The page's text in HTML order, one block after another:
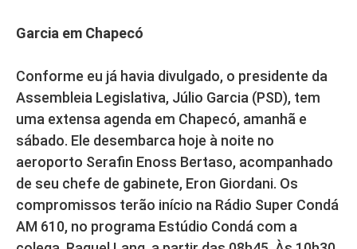
Garcia em Chapecó
Conforme eu já havia divulgado, o presidente da
Assembleia Legislativa, Júlio Garcia (PSD), tem
uma extensa agenda em Chapecó, amanhã e
sábado. Ele desembarca hoje à noite no
aeroporto Serafin Enoss Bertaso, acompanhado
de seu chefe de gabinete, Eron Giordani. Os
compromissos terão início na Rádio Super Condá
AM 610, no programa Estúdio Condá com a